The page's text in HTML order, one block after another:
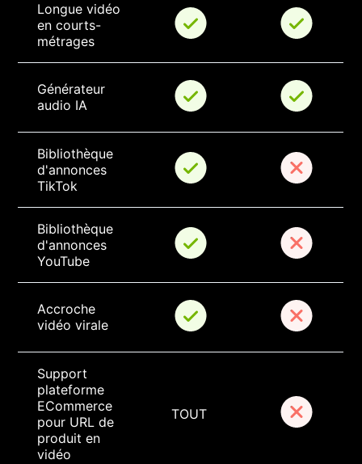
Longue vidéo
en courts-
métrages
Générateur
audio IA
Bibliothèque
d'annonces
TikTok
Bibliothèque
d'annonces
YouTube
Accroche
vidéo virale
Support
plateforme
ECommerce
pour URL de
produit en
vidéo
TOUT